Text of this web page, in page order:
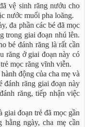
vệ sinh răng nướu cho
nước muối pha loãng.
phần các bé đã mọc
trong giai đoạn nhú lên.
trọng tới răng, khi trẻ mọc răng vĩnh viễn.
động của cha mẹ và
đánh răng giai đoạn này
trẻ đã mọc gần
ngày, cha mẹ cần